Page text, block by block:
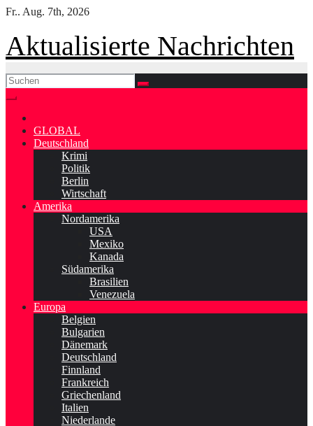
Skip
content
Fr.. Aug. 7th, 2026
Aktualisierte Nachrichten
GLOBAL
Deutschland
Krimi
Politik
Berlin
Wirtschaft
Amerika
Nordamerika
USA
Mexiko
Kanada
Südamerika
Brasilien
Venezuela
Europa
Belgien
Bulgarien
Dänemark
Deutschland
Finnland
Frankreich
Griechenland
Italien
Niederlande